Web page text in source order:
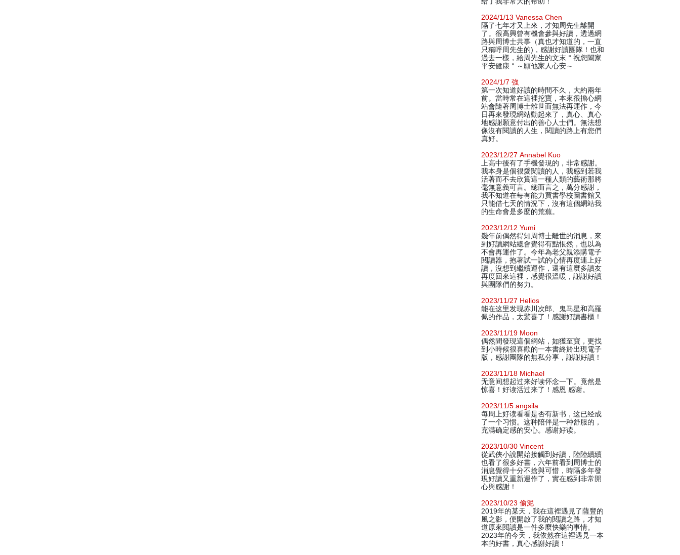
2024/1/13 Vanessa Chen
隔了七年才又上來，才知周先生離開
了。很高興曾有機會參與好讀，透過網
路與周博士共事（真也才知道的，一直
只稱呼周先生的)，感謝好讀團隊！也和
過去一樣，給周先生的文末＂祝您闔家
平安健康＂～願他家人心安～
2024/1/7 強
第一次知道好讀的時間不久，大約兩年
前。當時常在這裡挖寶，本來很擔心網
站會隨著周博士離世而無法再運作，今
日再來發現網站動起來了，真心、真心
地感謝願意付出的善心人士們。無法想
像沒有閱讀的人生，閱讀的路上有您們
真好。
2023/12/27 Annabel Kuo
上高中後有了手機發現的，非常感謝。
我本身是個很愛閱讀的人，我感到若我
活著而不去欣賞這一種人類的藝術那將
毫無意義可言。總而言之，萬分感謝，
我不知道在每有能力買書學校圖書館又
只能借七天的情況下，沒有這個網站我
的生命會是多麼的荒蕪。
2023/12/12 Yumi
幾年前偶然得知周博士離世的消息，來
到好讀網站總會覺得有點悵然，也以為
不會再運作了。今年為老父親添購電子
閱讀器，抱著試一試的心情再度連上好
讀，沒想到繼續運作，還有這麼多讀友
再度回來這裡，感覺很溫暖，謝謝好讀
與團隊們的努力。
2023/11/27 Helios
能在这里发现赤川次郎、鬼马星和高羅
佩的作品，太驚喜了！感謝好讀書櫃！
2023/11/19 Moon
偶然間發現這個網站，如獲至寶，更找
到小時候很喜歡的一本書終於出現電子
版，感謝團隊的無私分享，謝謝好讀！
2023/11/18 Michael
无意间想起过来好读怀念一下。竟然是
惊喜！好读活过来了！感恩 感谢。
2023/11/5 angsila
每周上好读看看是否有新书，这已经成
了一个习惯。这种陪伴是一种舒服的，
充满确定感的安心。感谢好读。
2023/10/30 Vincent
從武俠小說開始接觸到好讀，陸陸續續
也看了很多好書，六年前看到周博士的
消息覺得十分不捨與可惜，時隔多年發
現好讀又重新運作了，實在感到非常開
心與感謝！
2023/10/23 偷泥
2019年的某天，我在這裡遇見了薩豐的
風之影，便開啟了我的閱讀之路，才知
道原來閱讀是一件多麼快樂的事情。
2023年的今天，我依然在這裡遇見一本
本的好書，真心感謝好讀！